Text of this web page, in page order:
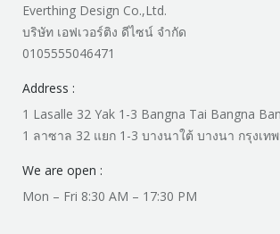
Everthing Design Co.,Ltd.
บริษัท เอฟเวอร์ติง ดีไซน์ จำกัด
0105555046471
Address :
1 Lasalle 32 Yak 1-3 Bangna Tai Bangna
1 ลาซาล 32 แยก 1-3 บางนาใต้ บางนา กรุงเท
We are open :
Mon – Fri 8:30 AM – 17:30 PM